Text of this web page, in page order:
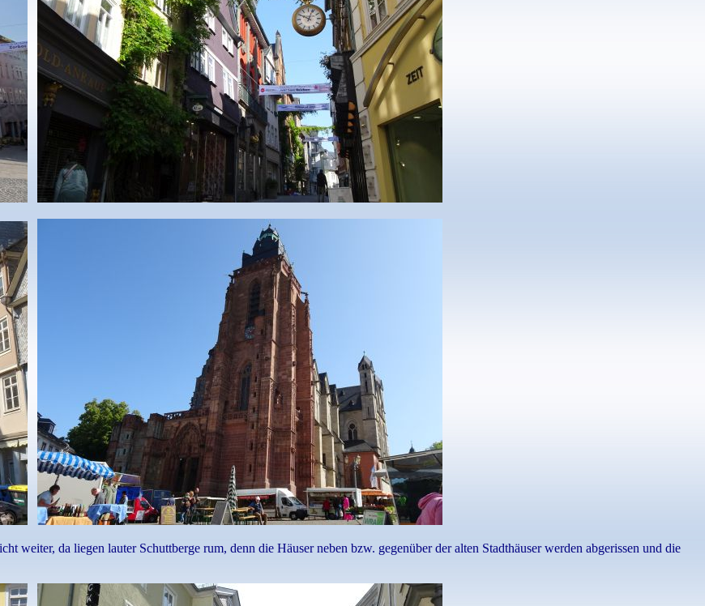
weiter, da liegen lauter Schuttberge rum, denn die Häuser neben bzw. gegenüber der alten Stadthäuser werden abgerissen und die